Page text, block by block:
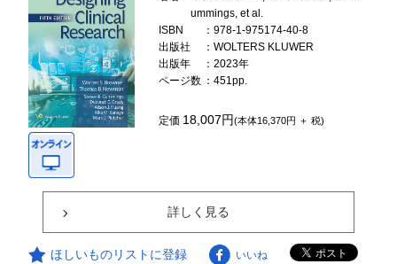
ummings, et al.
ISBN
：978-1-975174-40-8
出版社
：WOLTERS KLUWER
出版年
：2023年
ページ数 ：451pp.
定価 18,007円(本体16,370円 ＋ 税)
詳しく見る
ほしいものリストに登録 いいね